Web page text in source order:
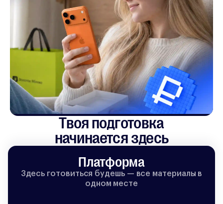
Твоя подготовка
начинается здесь
Платформа
Здесь готовиться будешь — все материалы в
одном месте